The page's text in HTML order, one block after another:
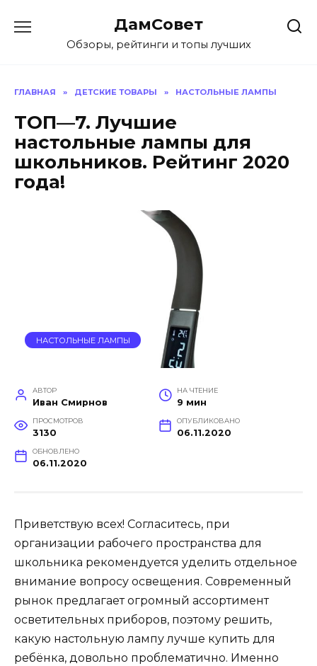
содержанию
ДамСовет
Обзоры, рейтинги и топы лучших
ГЛАВНАЯ » ДЕТСКИЕ ТОВАРЫ » НАСТОЛЬНЫЕ ЛАМПЫ
ТОП—7. Лучшие
настольные лампы для
школьников. Рейтинг 2020
года!
НАСТОЛЬНЫЕ ЛАМПЫ
АВТОР
Иван Смирнов
НА ЧТЕНИЕ
9 мин
ПРОСМОТРОВ
3130
ОПУБЛИКОВАНО
06.11.2020
ОБНОВЛЕНО
06.11.2020
Приветствую всех! Согласитесь, при
организации рабочего пространства для
школьника рекомендуется уделить отдельное
внимание вопросу освещения. Современный
рынок предлагает огромный ассортимент
осветительных приборов, поэтому решить,
какую настольную лампу лучше купить для
ребёнка, довольно проблематично. Именно